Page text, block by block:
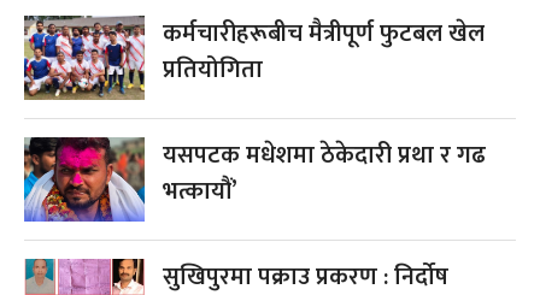
कर्मचारीहरूबीच मैत्रीपूर्ण फुटबल खेल
प्रतियोगिता
यसपटक मधेशमा ठेकेदारी प्रथा र गढ
भत्कायौं’
सुखिपुरमा पक्राउ प्रकरण : निर्दोष